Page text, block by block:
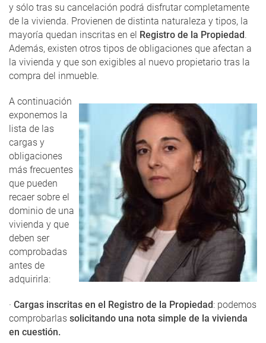
y sólo tras su cancelación podrá disfrutar completamente
de la vivienda. Provienen de distinta naturaleza y tipos, la
mayoría quedan inscritas en el Registro de la Propiedad.
Además, existen otros tipos de obligaciones que afectan a
la vivienda y que son exigibles al nuevo propietario tras la
compra del inmueble.
A continuación
exponemos la
lista de las
cargas y
obligaciones
más frecuentes
que pueden
recaer sobre el
dominio de una
vivienda y que
deben ser
comprobadas
antes de
adquirirla:
· Cargas inscritas en el Registro de la Propiedad: podemos
comprobarlas solicitando una nota simple de la vivienda
en cuestión.